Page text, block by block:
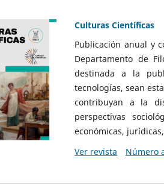
Culturas Científicas
Publicación anual y
Departamento de
destinada a la
tecnologías, sean
contribuyan a la
perspectivas
económicas,
Ver revista
Número